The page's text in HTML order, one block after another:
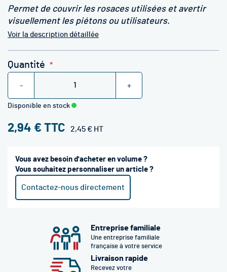
Permet de couvrir les rosaces utilisées et avertir
visuellement les piétons ou utilisateurs.
Voir la description détaillée
Quantité
- +
2,94 € 2,45 €
Disponible en stock
Vous avez besoin d'acheter en volume ?
Vous souhaitez personnaliser un article ?
Contactez-nous directement
Entreprise familiale
Une entreprise familiale
française à votre service
Livraison rapide
Recevez votre